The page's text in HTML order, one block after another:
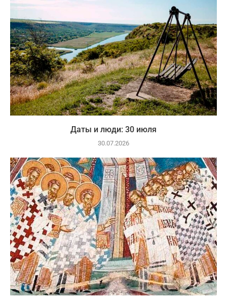
Даты и люди: 30 июля
30.07.2026